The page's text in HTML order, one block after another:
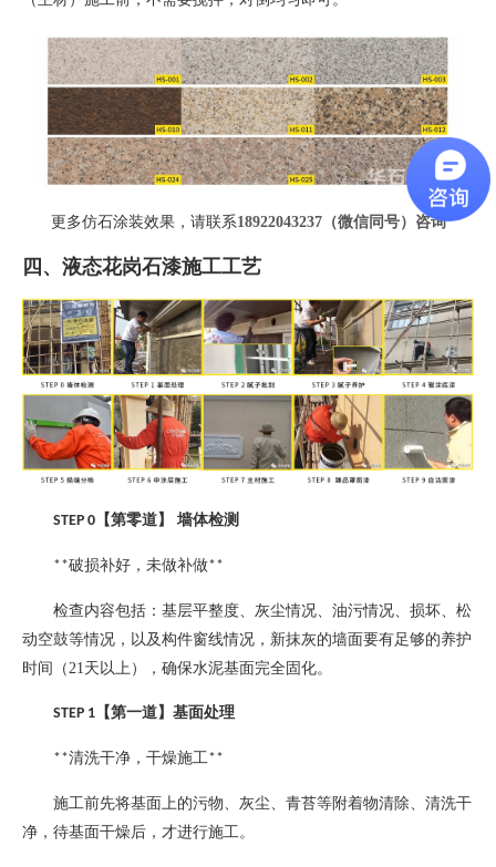
更多仿石涂装效果，请联系18922043237（微信同号） 咨询
四、液态花岗石漆施工工艺
STEP 0 【第零道】 墙体检测
**破损补好，未做补做**
检查内容包括：基层平整度、灰尘情况、油污情况、损坏、松
动空鼓等情况，以及构件窗线情况，新抹灰的墙面要有足够的养护
时间（21天以上），确保水泥基面完全固化。
STEP 1 【第一道】基面处理
**清洗干净，干燥施工**
施工前先将基面上的污物、灰尘、青苔等附着物清除、清洗干
净，待基面干燥后，才进行施工。